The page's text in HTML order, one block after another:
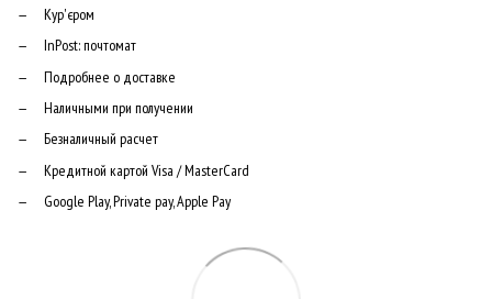
Кур'єром
InPost: почтомат
Подробнее о доставке
Наличными при получении
Безналичный расчет
Кредитной картой Visa / MasterCard
Google Play, Private pay, Apple Pay